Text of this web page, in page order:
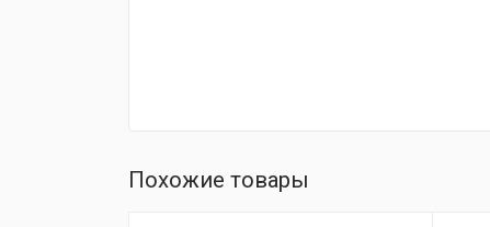
Похожие товары